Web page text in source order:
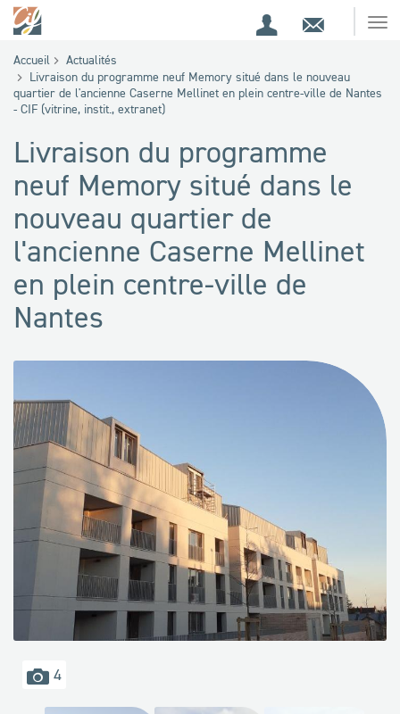
de
recherche
EspaceContact
Accueil
Actualités
Livraison du programme neuf Memory situé dans le nouveau
quartier de l'ancienne Caserne Mellinet en plein centre-ville de Nantes
- CIF (vitrine, instit., extranet)
Livraison du programme
neuf Memory situé dans le
nouveau quartier de
l'ancienne Caserne Mellinet
en plein centre-ville de
Nantes
4images